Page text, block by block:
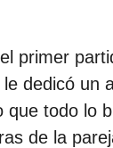
primer
dedicó un
todo lo
de la